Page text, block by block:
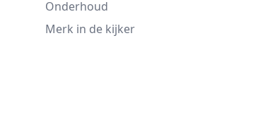
Onderhoud
Merk in de kijker